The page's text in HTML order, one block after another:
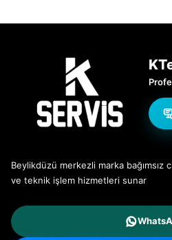
Beylikdüzü merkezli marka bağımsız
ve teknik işlem hizmetleri sunar